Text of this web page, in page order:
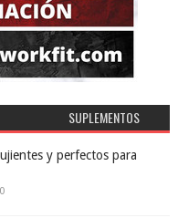
SUPLEMENTOS
y perfectos para
0